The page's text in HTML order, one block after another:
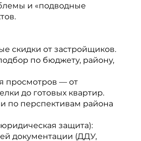
и «подводные
скидки от застройщиков.
по бюджету, району,
просмотров — от
до готовых квартир.
по перспективам района
защита):
документации (ДДУ,